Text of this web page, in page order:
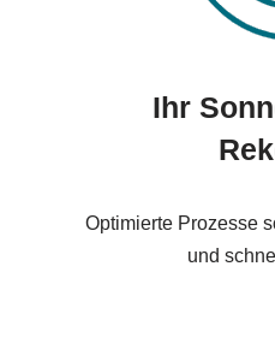
Ihr
Optimierte Prozesse
und